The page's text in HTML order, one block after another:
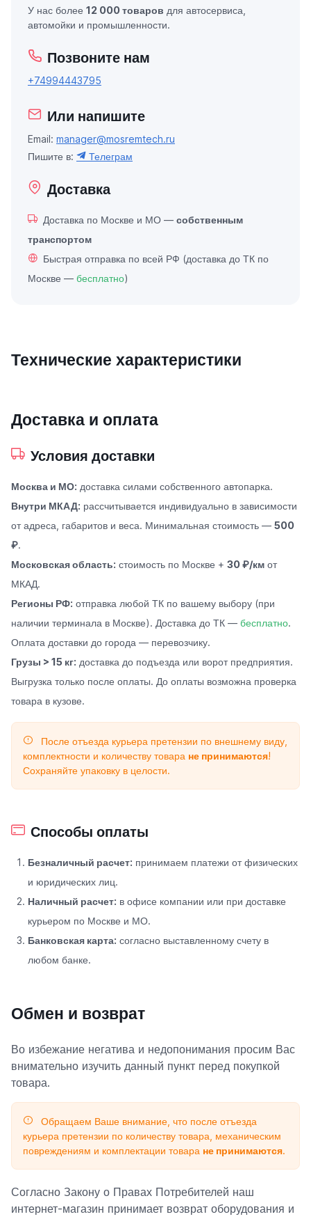
У нас более 12 000 товаров для автосервиса,
автомойки и промышленности.
Позвоните нам
+74994443795
Или напишите
Email: manager@mosremtech.ru
Пишите в:
Телеграм
Доставка
Доставка по Москве и МО — собственным
транспортом
Быстрая отправка по всей РФ (доставка до ТК по
Москве — бесплатно)
Технические характеристики
Доставка и оплата
Условия доставки
Москва и МО: доставка силами собственного автопарка.
Внутри МКАД: рассчитывается индивидуально в зависимости
от адреса, габаритов и веса. Минимальная стоимость — 500
₽.
Московская область: стоимость по Москве + 30 ₽/км от
МКАД.
Регионы РФ: отправка любой ТК по вашему выбору (при
наличии терминала в Москве). Доставка до ТК — бесплатно.
Оплата доставки до города — перевозчику.
Грузы > 15 кг: доставка до подъезда или ворот предприятия.
Выгрузка только после оплаты. До оплаты возможна проверка
товара в кузове.
После отъезда курьера претензии по внешнему виду,
комплектности и количеству товара не принимаются!
Сохраняйте упаковку в целости.
Способы оплаты
Безналичный расчет: принимаем платежи от физических
и юридических лиц.
Наличный расчет: в офисе компании или при доставке
курьером по Москве и МО.
Банковская карта: согласно выставленному счету в
любом банке.
Обмен и возврат
Во избежание негатива и недопонимания просим Вас
внимательно изучить данный пункт перед покупкой
товара.
Обращаем Ваше внимание, что после отъезда
курьера претензии по количеству товара, механическим
повреждениям и комплектации товара не принимаются.
Согласно Закону о Правах Потребителей наш
интернет-магазин принимает возврат оборудования и